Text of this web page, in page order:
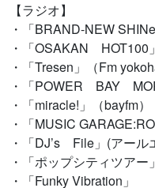
【ラジオ】
・「BRAND-NEW
・「OSAKAN HOT100
・「Tresen」（Fm
・「POWER BAY
・「miracle!」（bayfm）
・「MUSIC
・「DJ’s File」(アール
・「ポップシティツアー
・「Funky Vibration」